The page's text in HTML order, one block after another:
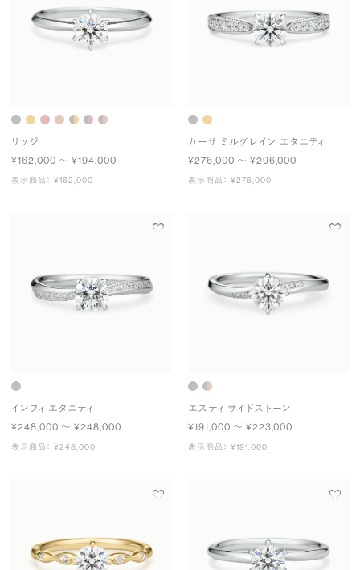
リッジ
¥162,000 〜 ¥194,000
表示商品： ¥162,000
カーサ ミルグレイン エタニティ
¥276,000 〜 ¥296,000
表示商品： ¥276,000
インフィ エタニティ
¥248,000 〜 ¥248,000
表示商品： ¥248,000
エスティ サイドストーン
¥191,000 〜 ¥223,000
表示商品： ¥191,000